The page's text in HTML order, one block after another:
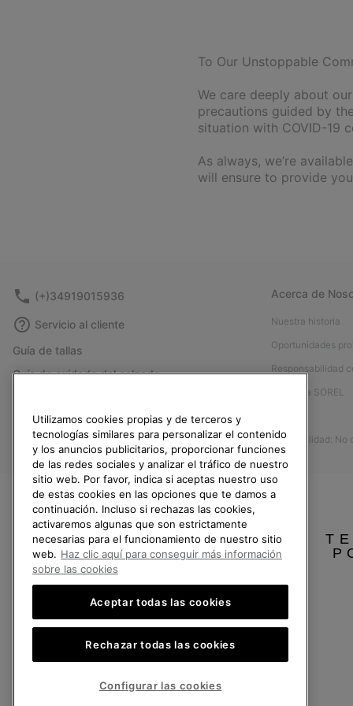
To Our Unstoppable
We care deeply about
precautions guided by
situation with COVID-19
As always, we’re
will ensure to provide
(+)34919015936
Servicio al cliente
Guía de tallas
Guía de cuidado del calzado
Devoluciones
Desistir del contrato
Estado del pedido
Envío
Pago
Preguntas frecuentes
Acerca de
Nuestra historia
Oportunidades
Responsabilidad
Afíliese a SOREL
Accesibilidad: No
España
SOREL.Reservados todos los derechos.
Utilizamos cookies propias y de terceros y
tecnologías similares para personalizar el contenido
y los anuncios publicitarios, proporcionar funciones
de las redes sociales y analizar el tráfico de nuestro
sitio web. Por favor, indica si aceptas nuestro uso
de estas cookies en las opciones que te damos a
continuación. Incluso si rechazas las cookies,
activaremos algunas que son estrictamente
necesarias para el funcionamiento de nuestro sitio
web. Haz clic aquí para conseguir más información
sobre las cookies
Aceptar todas las cookies
Rechazar todas las cookies
Configurar las cookies